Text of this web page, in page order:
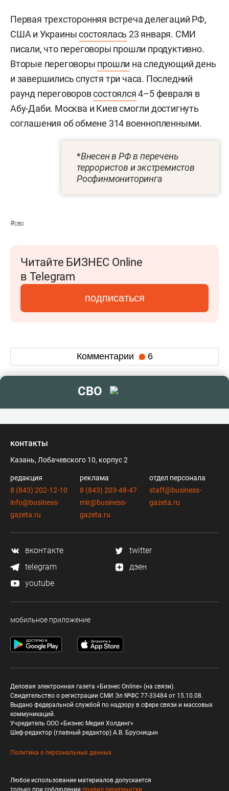
Первая трехсторонняя встреча делегаций РФ,
США и Украинысостоялась 23 января. СМИ
писали, что переговоры прошли продуктивно.
Вторые переговоры прошли на следующий день
и завершились спустя три часа. Последний
раунд переговоровсостоялся4–5 февраля в
Абу-Даби. Москва и Киев смогли достигнуть
соглашения об обмене 314 военнопленными.
*Внесен в РФ в перечень
террористов и экстремистов
Росфинмониторинга
#сво
Читайте БИЗНЕС Online
в Telegram
подписаться
Комментарии 6
СВО
контакты
Казань, Лобачевского 10, корпус 2
редакция
8 (843) 202-12-10
info@business-
gazeta.ru
реклама
8 (843) 203-48-47
mir@business-
gazeta.ru
отдел персонала
staff@business-
gazeta.ru
вконтакте
twitter
telegram
дзен
youtube
мобильное приложение
Деловая электронная газета «Бизнес Online» (на связи).
Свидетельство о регистрации СМИ Эл №ФС 77-33484 от 15.10.08.
Выдано федеральной службой по надзору в сфере связи и массовых
коммуникаций.
Учредитель ООО «Бизнес Медия Холдинг»
Шеф-редактор (главный редактор) А.В. Брусницын
Политика о персональных данных
Любое использование материалов допускается
только при соблюдении правил перепечатки